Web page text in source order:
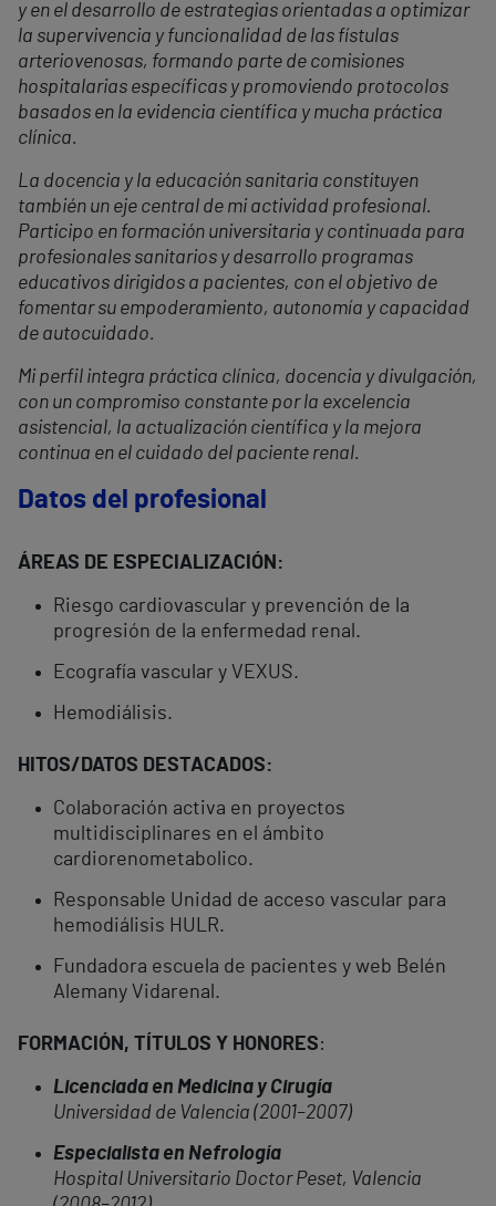
y en el desarrollo de estrategias orientadas a optimizar
la supervivencia y funcionalidad de las fístulas
arteriovenosas, formando parte de comisiones
hospitalarias específicas y promoviendo protocolos
basados en la evidencia científica y mucha práctica
clínica.
La docencia y la educación sanitaria constituyen
también un eje central de mi actividad profesional.
Participo en formación universitaria y continuada para
profesionales sanitarios y desarrollo programas
educativos dirigidos a pacientes, con el objetivo de
fomentar su empoderamiento, autonomía y capacidad
de autocuidado.
Mi perfil integra práctica clínica, docencia y divulgación,
con un compromiso constante por la excelencia
asistencial, la actualización científica y la mejora
continua en el cuidado del paciente renal.
Datos del profesional
ÁREAS DE ESPECIALIZACIÓN:
Riesgo cardiovascular y prevención de la
progresión de la enfermedad renal.
Ecografía vascular y VEXUS.
Hemodiálisis.
HITOS/DATOS DESTACADOS:
Colaboración activa en proyectos
multidisciplinares en el ámbito
cardiorenometabolico.
Responsable Unidad de acceso vascular para
hemodiálisis HULR.
Fundadora escuela de pacientes y web Belén
Alemany Vidarenal.
FORMACIÓN, TÍTULOS Y HONORES:
Licenciada en Medicina y Cirugía
Universidad de Valencia (2001–2007)
Especialista en Nefrología
Hospital Universitario Doctor Peset, Valencia